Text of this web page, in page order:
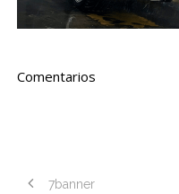
Comentarios
7banner